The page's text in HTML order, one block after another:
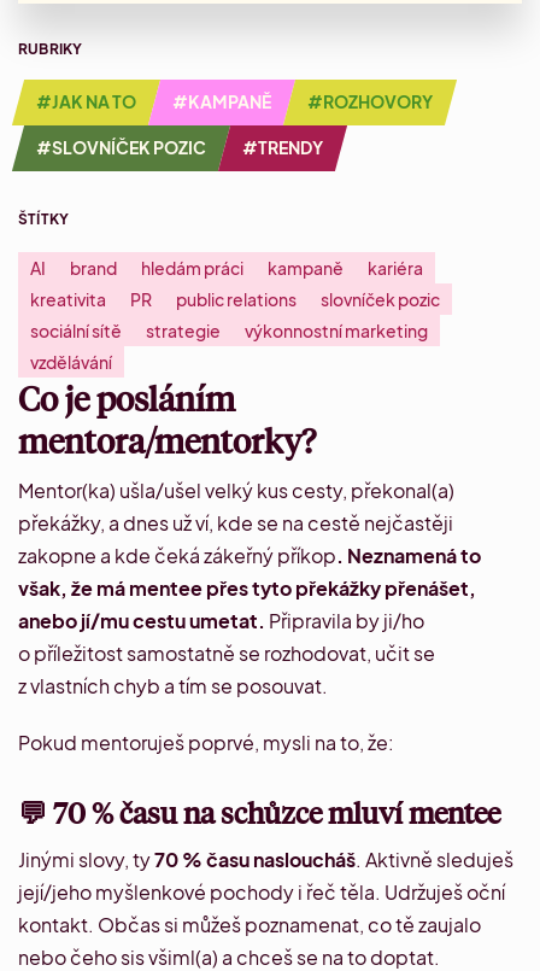
Co je posláním
mentora/mentorky?
Mentor(ka) ušla/ušel velký kus cesty, překonal(a)
překážky, a dnes už ví, kde se na cestě nejčastěji
zakopne a kde čeká zákeřný příkop. Neznamená to
však, že má mentee přes tyto překážky přenášet,
anebo jí/mu cestu umetat. Připravila by ji/ho
o příležitost samostatně se rozhodovat, učit se
z vlastních chyb a tím se posouvat.
Pokud mentoruješ poprvé, mysli na to, že:
💬 70 % času na schůzce mluví mentee
Jinými slovy, ty70 % času nasloucháš. Aktivně sleduješ
její/jeho myšlenkové pochody i řeč těla. Udržuješ oční
kontakt. Občas si můžeš poznamenat, co tě zaujalo
nebo čeho sis všiml(a) a chceš se na to doptat.
RUBRIKY
#JAK NA TO #KAMPANĚ #ROZHOVORY
#SLOVNÍČEK POZIC #TRENDY
ŠTÍTKY
AI brand hledám práci kampaně
kariéra
kreativita
PR public relations
slovníček pozic
sociální sítě
strategie
výkonnostní marketing
vzdělávání